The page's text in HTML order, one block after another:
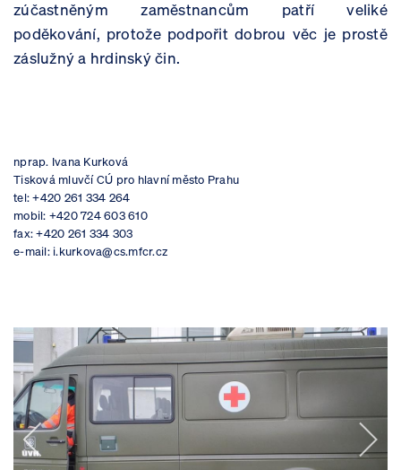
zúčastněným zaměstnancům patří veliké
poděkování, protože podpořit dobrou věc je prostě
záslužný a hrdinský čin.
nprap. Ivana Kurková
Tisková mluvčí CÚ pro hlavní město Prahu
tel: +420 261 334 264
mobil: +420 724 603 610
fax: +420 261 334 303
e-mail: i.kurkova@cs.mfcr.cz